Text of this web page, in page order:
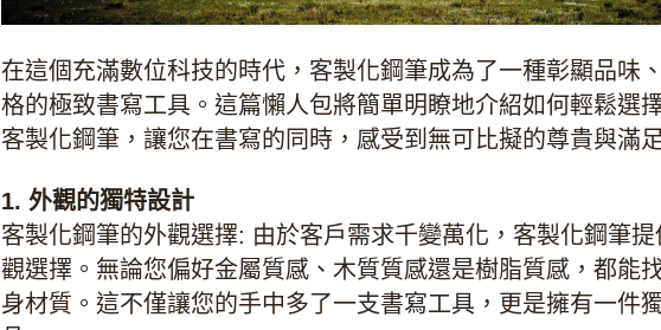
在這個充滿數位科技的時代，客製化鋼筆成為了一種彰顯品味
格的極致書寫工具。這篇懶人包將簡單明瞭地介紹如何輕鬆選
客製化鋼筆，讓您在書寫的同時，感受到無可比擬的尊貴與滿
1. 外觀的獨特設計
客製化鋼筆的外觀選擇: 由於客戶需求千變萬化， 客製化鋼筆提
觀選擇。無論您偏好金屬質感、木質質感還是樹脂質感，都能
身材質。這不僅讓您的手中多了一支書寫工具，更是擁有一件